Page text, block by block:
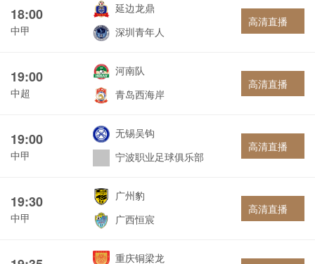
18:00
中甲
延边龙鼎
深圳青年人
高清直播
19:00
中超
河南队
青岛西海岸
高清直播
19:00
中甲
无锡吴钩
宁波职业足球俱乐部
高清直播
19:30
中甲
广州豹
广西恒宸
高清直播
重庆铜梁龙